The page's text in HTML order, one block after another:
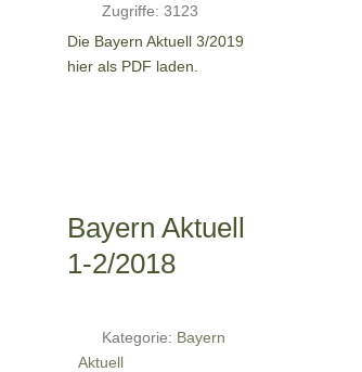
Zugriffe: 3123
Die Bayern Aktuell 3/2019
hier als PDF laden.
Bayern Aktuell
1-2/2018
Kategorie: Bayern
Aktuell